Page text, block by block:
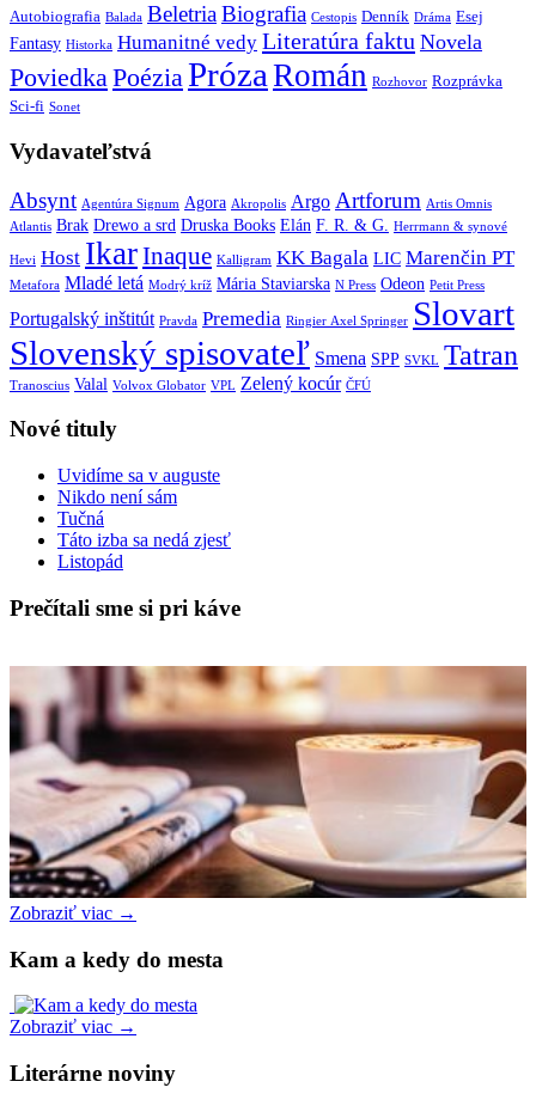
Autobiografia Balada BeletriaBiografia Cestopis Denník Dráma Esej
Fantasy Historka Humanitné vedy Literatúra faktu Novela
PoviedkaPoéziaPróza Román Rozhovor Rozprávka
Sci-fi Sonet
Vydavateľstvá
Absynt Agentúra Signum Agora Akropolis Argo Artforum Artis Omnis
Atlantis Brak Drewo a srd Druska Books Elán F. R. & G. Herrmann & synové
Hevi Host IkarInaque Kalligram KK Bagala LIC Marenčin PT
Metafora Mladé letá Modrý kríž Mária Staviarska N Press Odeon Petit Press
Portugalský inštitút Pravda Premedia Ringier Axel Springer Slovart
Slovenský spisovateľ Smena SPP SVKL Tatran
Tranoscius Valal Volvox Globator VPL Zelený kocúr ČFÚ
Nové tituly
Uvidíme sa v auguste
Nikdo není sám
Tučná
Táto izba sa nedá zjesť
Listopád
Prečítali sme si pri káve
Zobraziť viac →
Kam a kedy do mesta
Zobraziť viac →
Literárne noviny